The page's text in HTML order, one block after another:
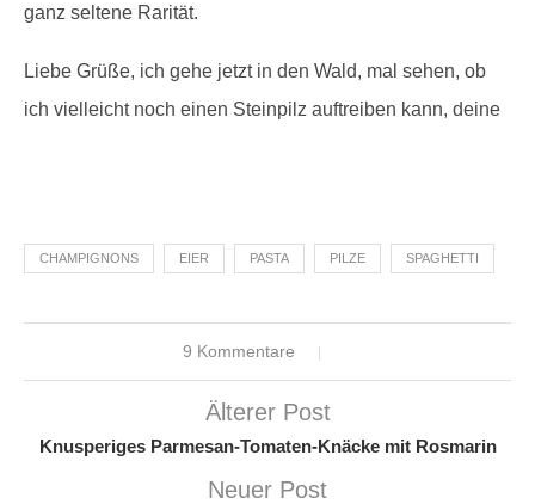
ganz seltene Rarität.
Liebe Grüße, ich gehe jetzt in den Wald, mal sehen, ob
ich vielleicht noch einen Steinpilz auftreiben kann, deine
CHAMPIGNONS EIER PASTA PILZE SPAGHETTI
9 Kommentare
Älterer Post
Knusperiges Parmesan-Tomaten-Knäcke mit Rosmarin
Neuer Post